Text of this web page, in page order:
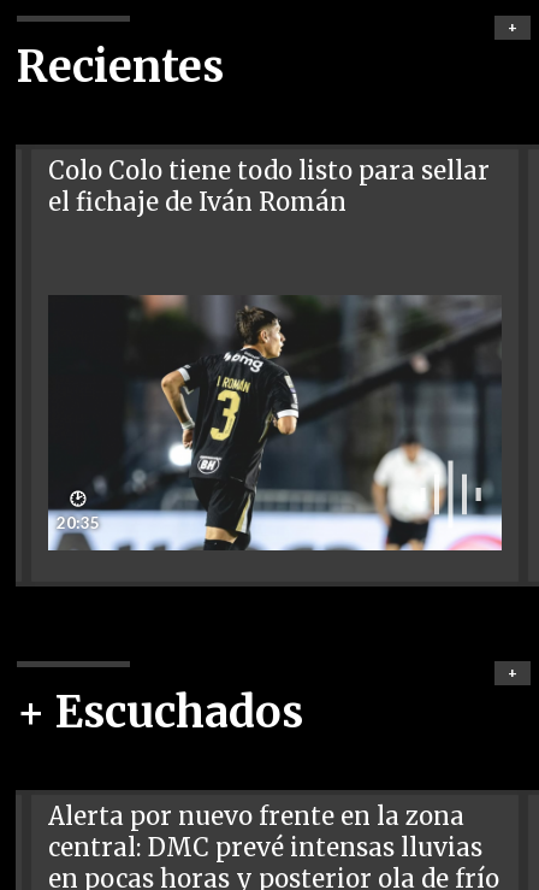
Recientes
+
Colo Colo tiene todo listo para sellar
el fichaje de Iván Román
🕑
20:35
+ Escuchados
+
Alerta por nuevo frente en la zona
central: DMC prevé intensas lluvias
en pocas horas y posterior ola de frío